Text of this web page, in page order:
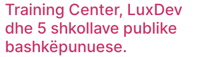
Training Center, LuxDev
dhe 5 shkollave publike
bashkëpunuese.